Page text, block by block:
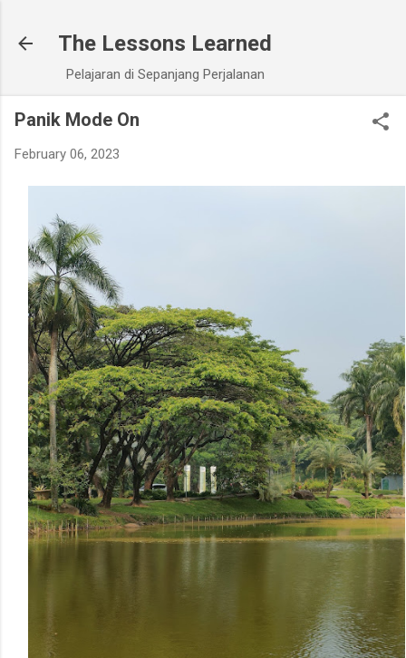
The Lessons Learned
Pelajaran di Sepanjang Perjalanan
Panik Mode On
February 06, 2023